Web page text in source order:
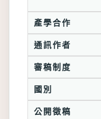
產學合作
通訊作者
審稿制度
國別
公開徵稿